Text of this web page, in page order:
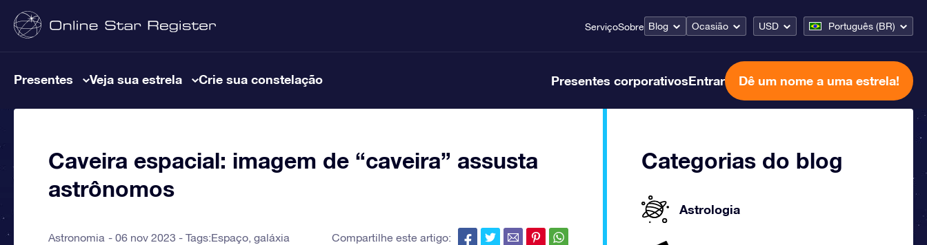
ServiçoSobre Blog Ocasião USD Português (BR)
Presentes Veja sua estrela Crie sua constelação Presentes corporativosEntrar Dê um nome a uma estrela!
Caveira espacial: imagem de “caveira” assusta
astrônomos
Astronomia 06 nov 2023 - Tags:Espaço, galáxia Compartilhe este artigo:
Categorias do blog
Astrologia